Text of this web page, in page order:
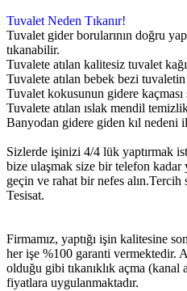
Tuvalet Neden Tıkanır!
Tuvalet gider borularının doğru
tıkanabilir.
Tuvalete atılan kalitesiz tuvalet
Tuvalete atılan bebek bezi
Tuvalet kokusunun gidere
Tuvalete atılan ıslak mendil
Banyodan gidere giden kıl nedeni
Sizlerde işinizi 4/4 lük yaptırmak
bize ulaşmak size bir telefon kadar
geçin ve rahat bir nefes alın.Tercih
Tesisat.
Firmamız, yaptığı işin kalitesine
her işe %100 garanti vermektedir.
olduğu gibi tıkanıklık açma
fiyatlara uygulanmaktadır.